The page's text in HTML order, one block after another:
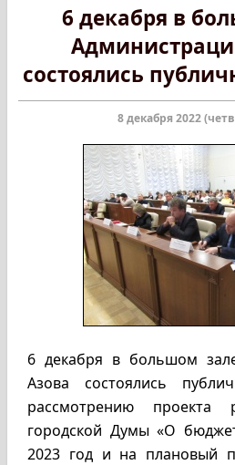
6 декабря в
состоялись
8 декабря 2022
6 декабря в большом
Азова состоялись
рассмотрению проекта
городской Думы «О
2023 год и на плановый